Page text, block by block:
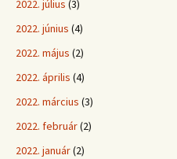
2022. július (3)
2022. június (4)
2022. május (2)
2022. április (4)
2022. március (3)
2022. február(2)
2022. január(2)